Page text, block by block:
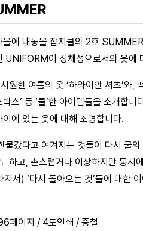
에 내놓을 잡지쿨의 2호
UNIFORM이 정체성으로서의 옷에
원한 여름의 옷 ‘하와이안 셔츠’와,
박스’ 등 ‘쿨’한 아이템들을 소개합
에 있는 옷에 대해 조명합니다.
물갔다고 여겨지는 것들이 다시 쿨
하고, 촌스럽거나 이상하지만 동시
서) ‘다시 돌아오는 것’들에 대한
이지 / 4도인쇄 / 중철